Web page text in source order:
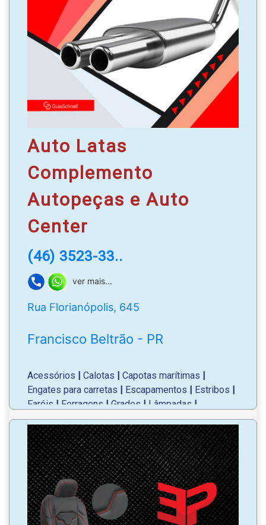
WhatsApp : (46) 99971-0808
Auto Latas
Complemento
Autopeças e Auto
Center
(46) 3523-33..
ver mais...
Rua Florianópolis, 645
Francisco Beltrão - PR
Acessórios | Calotas | Capotas marítimas |
Engates para carretas | Escapamentos | Estribos |
Faróis | Ferragens | Grades | Lâmpadas |
Lanternas|Latarias;
Maçanetas|Palhetas|Parachoques|
Retrovisores|Santo antônio|Troca de óleo e de
filtros|Para-brisas e vidros em geral.
Conta com autocenter para substituição de peças,
para-brisas e manutenções.